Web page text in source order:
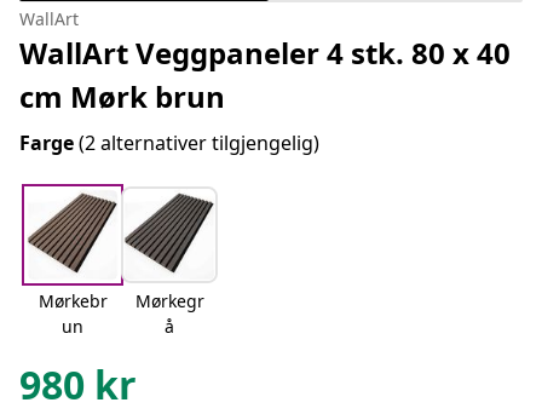
WallArt
WallArt Veggpaneler 4 stk. 80 x 40
cm Mørk brun
Farge(2 alternativer tilgjengelig)
Mørkebr
un
Mørkegr
å
980 kr